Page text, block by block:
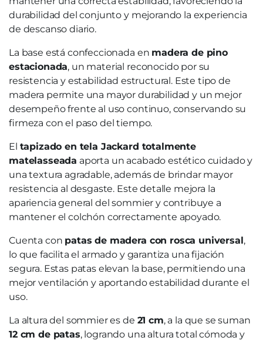
durabilidad del conjunto y mejorando la experiencia
de descanso diario.
La base está confeccionada en madera de pino
estacionada, un material reconocido por su
resistencia y estabilidad estructural. Este tipo de
madera permite una mayor durabilidad y un mejor
desempeño frente al uso continuo, conservando su
firmeza con el paso del tiempo.
El tapizado en tela Jackard totalmente
matelasseada aporta un acabado estético cuidado y
una textura agradable, además de brindar mayor
resistencia al desgaste. Este detalle mejora la
apariencia general del sommier y contribuye a
mantener el colchón correctamente apoyado.
Cuenta con patas de madera con rosca universal,
lo que facilita el armado y garantiza una fijación
segura. Estas patas elevan la base, permitiendo una
mejor ventilación y aportando estabilidad durante el
uso.
La altura del sommier es de 21 cm, a la que se suman
12 cm de patas, logrando una altura total cómoda y